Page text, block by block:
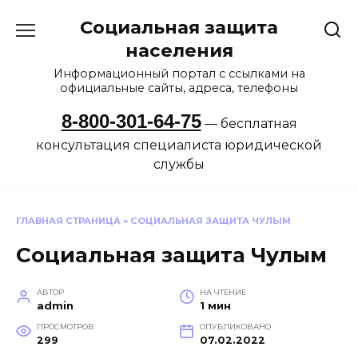
Социальная защита
населения
Информационный портал с ссылками на
официальные сайты, адреса, телефоны
8-800-301-64-75— бесплатная
консультация специалиста юридической
службы
ГЛАВНАЯ СТРАНИЦА » СОЦИАЛЬНАЯ ЗАЩИТА ЧУЛЫМ
Социальная защита Чулым
АВТОР
admin
НА ЧТЕНИЕ
1 мин
ПРОСМОТРОВ
299
ОПУБЛИКОВАНО
07.02.2022